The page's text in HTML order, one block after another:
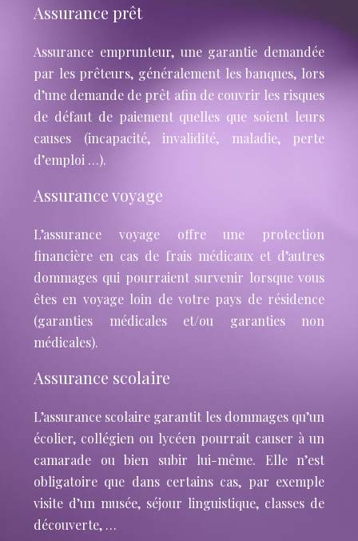
Assurance prêt
Assurance emprunteur, une garantie demandée
par les prêteurs, généralement les banques, lors
d’une demande de prêt afin de couvrir les risques
de défaut de paiement quelles que soient leurs
causes (incapacité, invalidité, maladie, perte
d’emploi …).
Assurance voyage
L’assurance voyage offre une protection
financière en cas de frais médicaux et d’autres
dommages qui pourraient survenir lorsque vous
êtes en voyage loin de votre pays de résidence
(garanties médicales et/ou garanties non
médicales).
Assurance scolaire
L’assurance scolaire garantit les dommages qu’un
écolier, collégien ou lycéen pourrait causer à un
camarade ou bien subir lui-même. Elle n’est
obligatoire que dans certains cas, par exemple
visite d’un musée, séjour linguistique, classes de
découverte, …